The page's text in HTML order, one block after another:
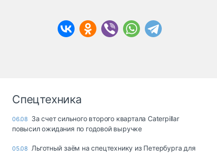
Спецтехника
06.08 За счет сильного второго квартала Caterpillar
повысил ожидания по годовой выручке
05.08 Льготный заём на спецтехнику из Петербурга для